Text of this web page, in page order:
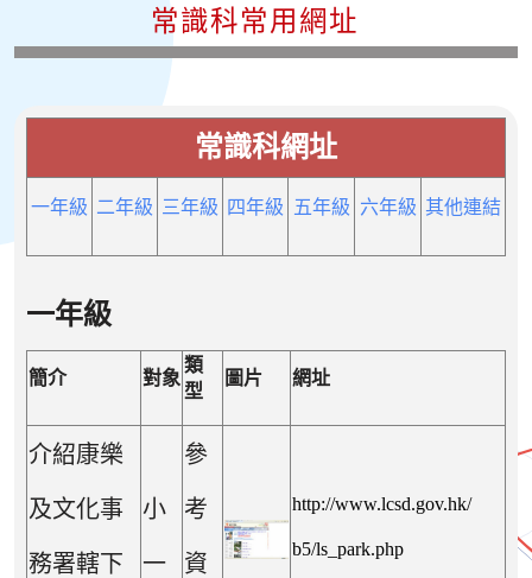
常識科常用網址
常識科網址
一年級 二年級 三年級 四年級 五年級 六年級 其他連結
一年級
簡介 對象
類
型
圖片 網址
介紹康樂
及文化事
務署轄下
小
一
參
考
資
http://www.lcsd.gov.hk/
b5/ls_park.php